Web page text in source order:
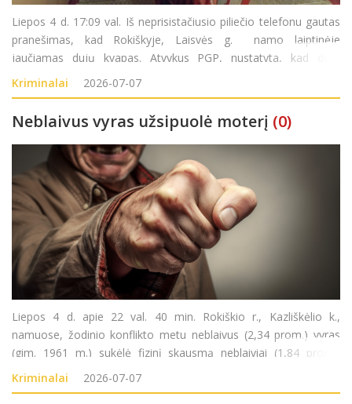
Liepos 4 d. 17:09 val. Iš neprisistačiusio piliečio telefonu gautas
pranešimas, kad Rokiškyje, Laisvės g. namo laiptinėje
jaučiamas dujų kvapas. Atvykus PGP, nustatyta, kad dujų
nuotėkis sklinda iš 13-ojo buto. Paaiškėjo, jog per žarnelę,
einančią nuo dujų s
Kriminalai 2026-07-07
Neblaivus vyras užsipuolė moterį (0)
Liepos 4 d. apie 22 val. 40 min. Rokiškio r., Kazliškėlio k.,
namuose, žodinio konflikto metu neblaivus (2,34 prom.) vyras
(gim. 1961 m.) sukėlė fizinį skausmą neblaiviai (1,84 prom.)
moteriai. Pradėtas ikiteisminis tyrimas pagal LR BK 140 str.
Kriminalai 2026-07-07